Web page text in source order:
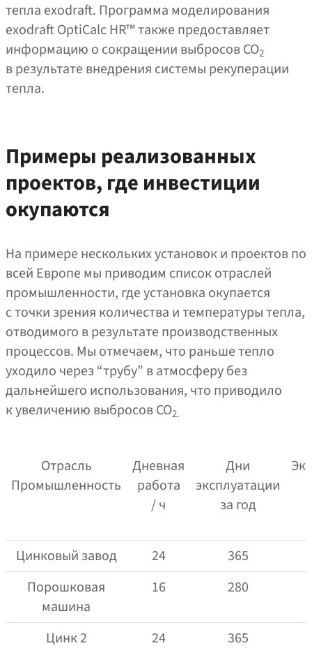
тепла exodraft. Программа моделирования
exodraft OptiCalc HR™ также предоставляет
информацию о сокращении выбросов CO2
в результате внедрения системы рекуперации
тепла.
Примеры реализованных
проектов, где инвестиции
окупаются
На примере нескольких установок и проектов по
всей Европе мы приводим список отраслей
промышленности, где установка окупается
с точки зрения количества и температуры тепла,
отводимого в результате производственных
процессов. Мы отмечаем, что раньше тепло
уходило через “трубу” в атмосферу без
дальнейшего использования, что приводило
к увеличению выбросов CO2.
Отрасль
Промышленность
Дневная
работа
/ ч
Дни
эксплуатации
за год
Цинковый завод 24 365
Порошковая
машина
16 280
Цинк 2 24 365